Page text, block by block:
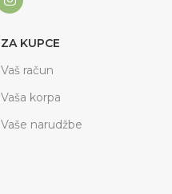
ZA KUPCE
Vaš račun
Vaša korpa
Vaše narudžbe